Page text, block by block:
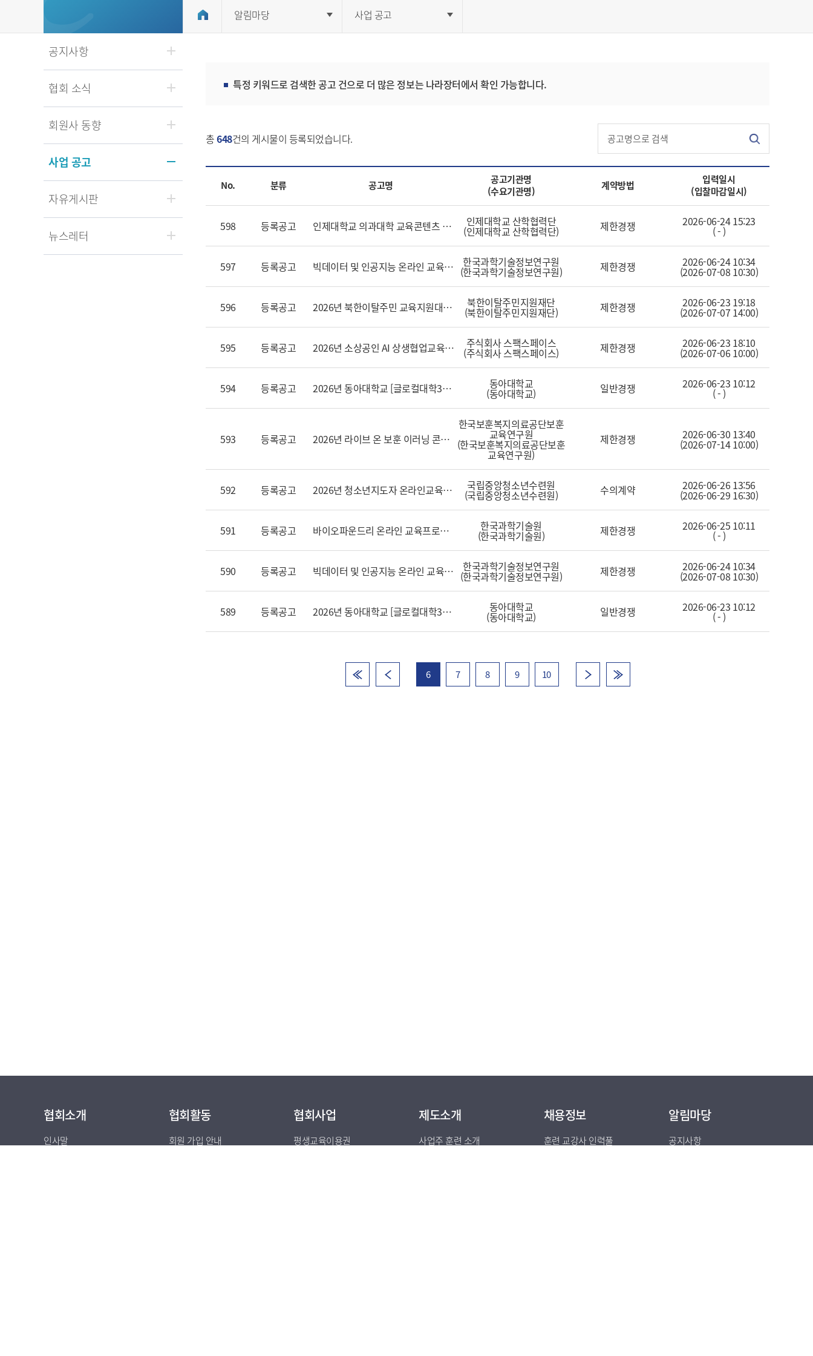
알림마당 사업 공고
공지사항
협회 소식
회원사 동향
사업 공고
자유게시판
뉴스레터
특정 키워드로 검색한 공고 건으로 더 많은 정보는 나라장터에서 확인 가능합니다.
총648건의 게시물이 등록되었습니다.
No. 분류 공고명
공고기관명
(수요기관명)
계약방법
입력일시
(입찰마감일시)
598 등록공고 인제대학교 의과대학 교육콘텐츠 시각화 및 모션그래픽/3D 제작 용역 인제대학교 산학협력단
(인제대학교 산학협력단) 제한경쟁 2026-06-24 15:23
( - )
597 등록공고 빅데이터 및 인공지능 온라인 교육 콘텐츠 기획 및 제작 한국과학기술정보연구원
(한국과학기술정보연구원) 제한경쟁 2026-06-24 10:34
(2026-07-08 10:30)
596 등록공고 2026년 북한이탈주민 교육지원대상자 온라인 법정교육 콘텐츠 개발 북한이탈주민지원재단
(북한이탈주민지원재단) 제한경쟁 2026-06-23 19:18
(2026-07-07 14:00)
595 등록공고 2026년 소상공인 AI 상생협업교육 콘텐츠 개발 및 운영 지원 용역 입찰공고 주식회사 스팩스페이스
(주식회사 스팩스페이스) 제한경쟁 2026-06-23 18:10
(2026-07-06 10:00)
594 등록공고 2026년 동아대학교 [글로컬대학30] AAU 플랫폼 온라인 교육 콘텐츠 개발 용역 동아대학교
(동아대학교) 일반경쟁 2026-06-23 10:12
( - )
593 등록공고 2026년 라이브 온 보훈 이러닝 콘텐츠 개발 및 LMS 운영 용역
한국보훈복지의료공단보훈
교육연구원
(한국보훈복지의료공단보훈
교육연구원)
제한경쟁 2026-06-30 13:40
(2026-07-14 10:00)
592 등록공고 2026년 청소년지도자 온라인교육(이러닝) 콘텐츠 외부 제작 용역 국립중앙청소년수련원
(국립중앙청소년수련원) 수의계약 2026-06-26 13:56
(2026-06-29 16:30)
591 등록공고 바이오파운드리 온라인 교육프로그램 개발 사업 한국과학기술원
(한국과학기술원) 제한경쟁 2026-06-25 10:11
( - )
590 등록공고 빅데이터 및 인공지능 온라인 교육 콘텐츠 기획 및 제작 한국과학기술정보연구원
(한국과학기술정보연구원) 제한경쟁 2026-06-24 10:34
(2026-07-08 10:30)
589 등록공고 2026년 동아대학교 [글로컬대학30] AAU 플랫폼 온라인 교육 콘텐츠 개발 용역 동아대학교
(동아대학교) 일반경쟁 2026-06-23 10:12
( - )
6 7 8 9 10
협회소개
인사말
협회활동
회원 가입 안내
협회사업
평생교육이용권
제도소개
사업주 훈련 소개
채용정보
훈련 교강사 인력풀
알림마당
공지사항